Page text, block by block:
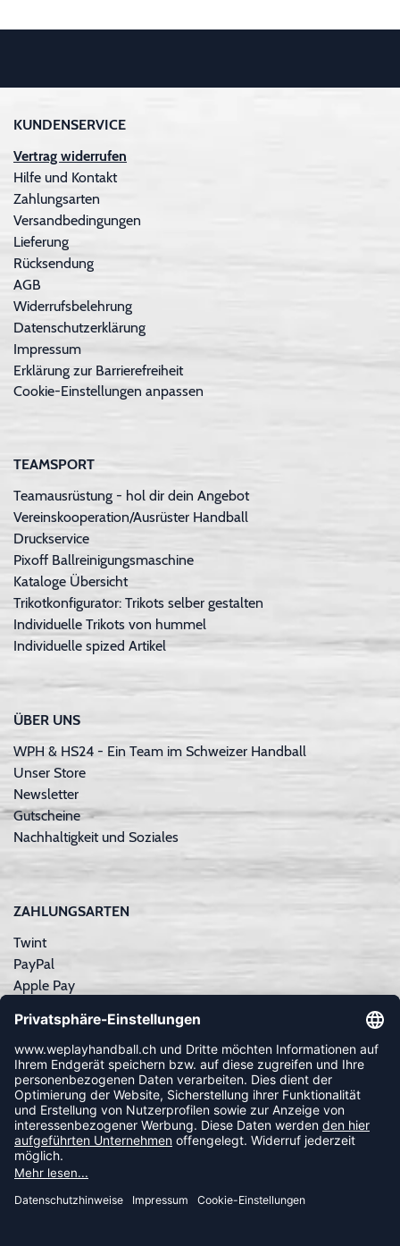
KUNDENSERVICE
Vertrag widerrufen
Hilfe und Kontakt
Zahlungsarten
Versandbedingungen
Lieferung
Rücksendung
AGB
Widerrufsbelehrung
Datenschutzerklärung
Impressum
Erklärung zur Barrierefreiheit
Cookie-Einstellungen anpassen
TEAMSPORT
Teamausrüstung - hol dir dein Angebot
Vereinskooperation/Ausrüster Handball
Druckservice
Pixoff Ballreinigungsmaschine
Kataloge Übersicht
Trikotkonfigurator: Trikots selber gestalten
Individuelle Trikots von hummel
Individuelle spized Artikel
ÜBER UNS
WPH & HS24 - Ein Team im Schweizer Handball
Unser Store
Newsletter
Gutscheine
Nachhaltigkeit und Soziales
ZAHLUNGSARTEN
Twint
PayPal
Apple Pay
Kreditkarte
Rechnungskauf
NEWSLETTER
FOLLOW US